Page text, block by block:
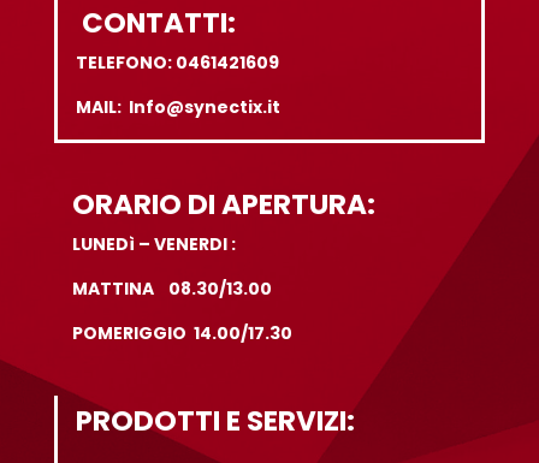
CONTATTI:
TELEFONO: 0461421609
MAIL: Info@synectix.it
ORARIO DI APERTURA:
LUNEDì – VENERDI :
MATTINA 08.30/13.00
POMERIGGIO 14.00/17.30
PRODOTTI E SERVIZI: